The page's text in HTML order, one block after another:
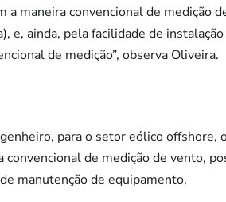
a maneira convencional de
e, ainda, pela facilidade de
de medição”, observa Oliveira.
para o setor eólico
convencional de medição de vento,
manutenção de equipamento.